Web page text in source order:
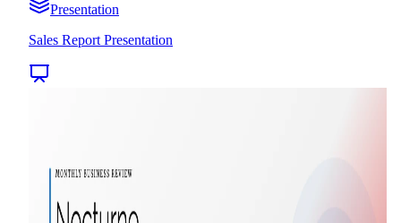
Presentation
Sales Report Presentation